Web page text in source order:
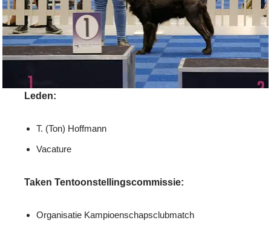
Leden:
T. (Ton) Hoffmann
Vacature
Taken Tentoonstellingscommissie:
Organisatie Kampioenschapsclubmatch